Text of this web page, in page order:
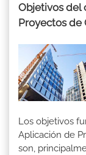
Objetivos del
Proyectos de
Los objetivos
Aplicación de
son,